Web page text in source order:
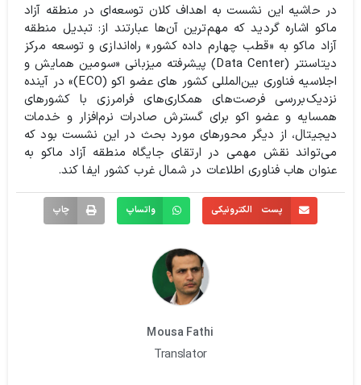
در حاشیه این نشست به اهداف کلان توسعه‌ای در منطقه آزاد
ماکو اشاره گردید که مهم‌ترین آن‌ها عبارتند از: تبدیل منطقه
آزاد ماکو به «قطب چهارم داده کشور» راه‌اندازی و توسعه مرکز
دیتاسنتر (Data Center) پیشرفته میزبانی «سومین همایش و
اجلاسیه فناوری بین‌المللی کشور های عضو اکو (ECO)» در آینده
نزدیکبررسی فرصت‌های همکاری‌های فرامرزی با کشورهای
همسایه و عضو اکو برای گسترش صادرات نرم‌افزار و خدمات
دیجیتال، از دیگر محورهای مورد بحث در این نشست بود که
می‌تواند نقش مهمی در ارتقای جایگاه منطقه آزاد ماکو به
عنوان هاب فناوری اطلاعات در شمال غرب کشور ایفا کند.
پست الکترونیکی واتساپ چاپ
Mousa Fathi
Translator